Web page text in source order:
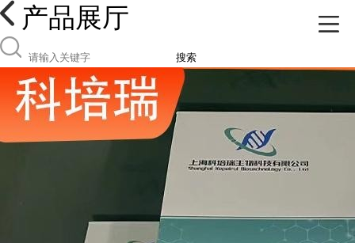
产品展厅
搜索